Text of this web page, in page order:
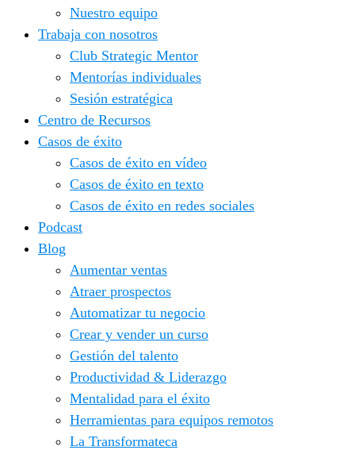
Nuestro equipo
Trabaja con nosotros
Club Strategic Mentor
Mentorías individuales
Sesión estratégica
Centro de Recursos
Casos de éxito
Casos de éxito en vídeo
Casos de éxito en texto
Casos de éxito en redes sociales
Podcast
Blog
Aumentar ventas
Atraer prospectos
Automatizar tu negocio
Crear y vender un curso
Gestión del talento
Productividad & Liderazgo
Mentalidad para el éxito
Herramientas para equipos remotos
La Transformateca